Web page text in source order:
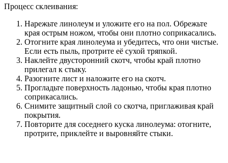
Процесс склеивания:
Нарежьте линолеум и уложите его на пол. Обрежьте
края острым ножом, чтобы они плотно соприкасались.
Отогните края линолеума и убедитесь, что они чистые.
Если есть пыль, протрите её сухой тряпкой.
Наклейте двусторонний скотч, чтобы край плотно
прилегал к стыку.
Разогните лист и наложите его на скотч.
Прогладьте поверхность ладонью, чтобы края плотно
соприкасались.
Снимите защитный слой со скотча, приглаживая край
покрытия.
Повторите для соседнего куска линолеума: отогните,
протрите, приклейте и выровняйте стыки.